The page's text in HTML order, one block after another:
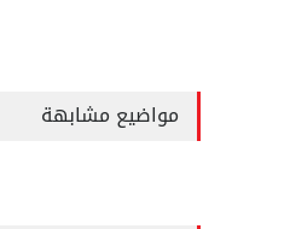
مواضيع مشابهة